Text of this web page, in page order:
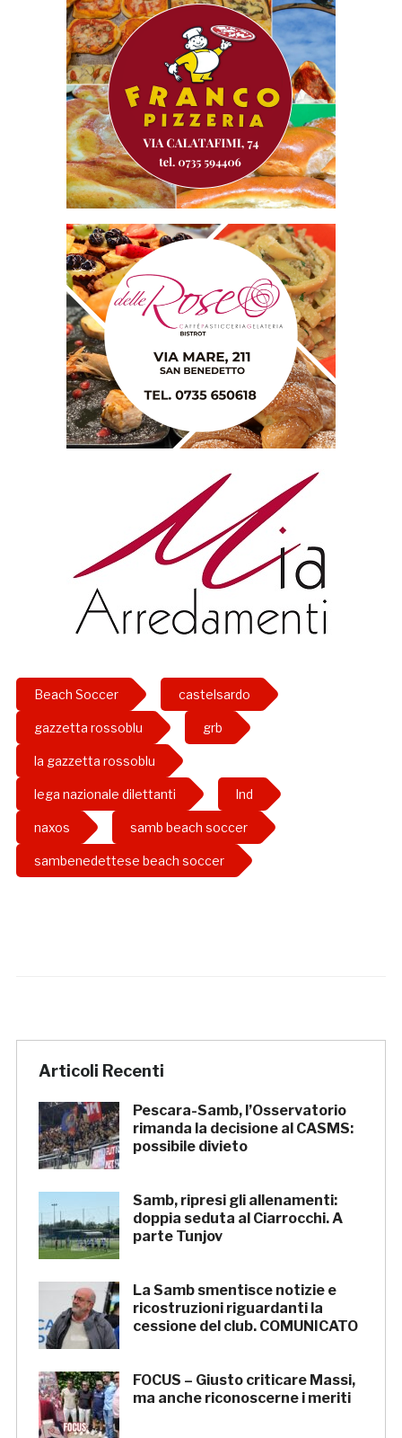
Beach Soccer castelsardo
gazzetta rossoblu grb
la gazzetta rossoblu
lega nazionale dilettanti lnd
naxos samb beach soccer
sambenedettese beach soccer
Articoli Recenti
Pescara-Samb, l’Osservatorio
rimanda la decisione al CASMS:
possibile divieto
Samb, ripresi gli allenamenti:
doppia seduta al Ciarrocchi. A
parte Tunjov
La Samb smentisce notizie e
ricostruzioni riguardanti la
cessione del club. COMUNICATO
FOCUS – Giusto criticare Massi,
ma anche riconoscerne i meriti